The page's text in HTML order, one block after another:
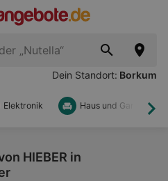
Dein Standort: Borkum
Elektronik Haus und Garten
HIEBER in